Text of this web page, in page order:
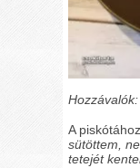
Hozzávalók:
A piskótához
sütöttem,
tetejét